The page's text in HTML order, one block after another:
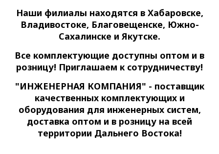
Наши филиалы находятся в Хабаровске,
Владивостоке, Благовещенске, Южно-
Сахалинске и Якутске.
Все комплектующие доступны оптом и в
розницу! Приглашаем к сотрудничеству!
"ИНЖЕНЕРНАЯ КОМПАНИЯ" - поставщик
качественных комплектующих и
оборудования для инженерных систем,
доставка оптом и в розницу на всей
территории Дальнего Востока!